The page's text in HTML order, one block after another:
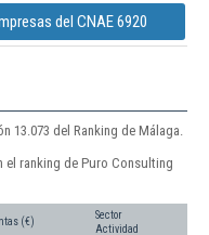
del CNAE 6920
13.073 del Ranking de Málaga.
ranking de Puro Consulting
(€)
Sector
Actividad